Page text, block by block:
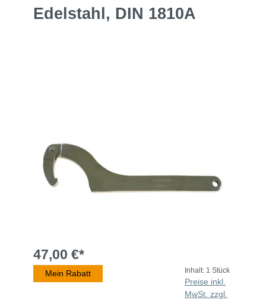
Edelstahl, DIN 1810A
47,00 €*
Mein Rabatt Inhalt: 1 Stück
Preise inkl.
MwSt. zzgl.